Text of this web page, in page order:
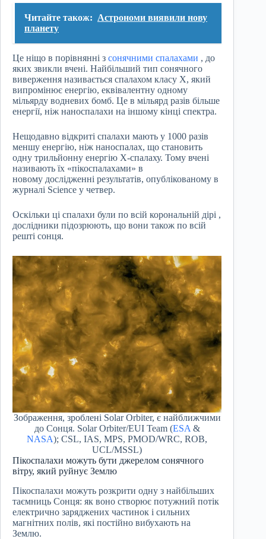
Читайте також: Астрономи виявили нову
планету
Це ніщо в порівнянні з сонячними спалахами , до
яких звикли вчені. Найбільший тип сонячного
виверження називається спалахом класу X, який
випромінює енергію, еквівалентну одному
мільярду водневих бомб. Це в мільярд разів більше
енергії, ніж наноспалахи на іншому кінці спектра.
Нещодавно відкриті спалахи мають у 1000 разів
меншу енергію, ніж наноспалах, що становить
одну трильйонну енергію Х-спалаху. Тому вчені
називають їх «пікоспалахами» в
новому дослідженні результатів, опублікованому в
журналі Science у четвер.
Оскільки ці спалахи були по всій корональній дірі ,
дослідники підозрюють, що вони також по всій
решті сонця.
Зображення, зроблені Solar Orbiter, є найближчими
до Сонця. Solar Orbiter/EUI Team (ESA &
NASA); CSL, IAS, MPS, PMOD/WRC, ROB,
UCL/MSSL)
Пікоспалахи можуть бути джерелом сонячного
вітру, який руйнує Землю
Пікоспалахи можуть розкрити одну з найбільших
таємниць Сонця: як воно створює потужний потік
електрично заряджених частинок і сильних
магнітних полів, які постійно вибухають на
Землю.